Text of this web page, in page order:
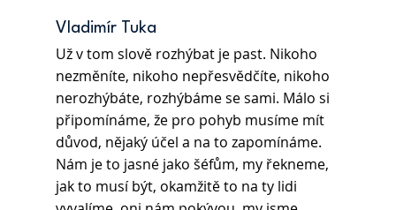
Vladimír Tuka
Už v tom slově rozhýbat je past. Nikoho
nezměníte, nikoho nepřesvědčíte, nikoho
nerozhýbáte, rozhýbáme se sami. Málo si
připomínáme, že pro pohyb musíme mít
důvod, nějaký účel a na to zapomínáme.
Nám je to jasné jako šéfům, my řekneme,
jak to musí být, okamžitě to na ty lidi